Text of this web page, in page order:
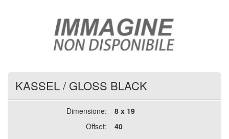
KASSEL/ GLOSS BLACK
Dimensione:
8 x 19
Offset:
40